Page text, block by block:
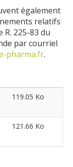
également
relatifs
R. 225-83 du
par courriel
pharma.fr.
119.05 Ko
121.66 Ko